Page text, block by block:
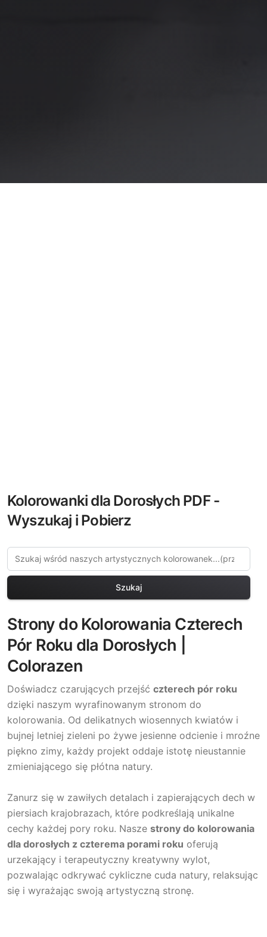
Kolorowanki dla Dorosłych PDF -
Wyszukaj i Pobierz
Szukaj
Strony do Kolorowania Czterech
Pór Roku dla Dorosłych |
Colorazen
Doświadcz czarujących przejść czterech pór roku
dzięki naszym wyrafinowanym stronom do
kolorowania. Od delikatnych wiosennych kwiatów i
bujnej letniej zieleni po żywe jesienne odcienie i mroźne
piękno zimy, każdy projekt oddaje istotę nieustannie
zmieniającego się płótna natury.
Zanurz się w zawiłych detalach i zapierających dech w
piersiach krajobrazach, które podkreślają unikalne
cechy każdej pory roku. Nasze strony do kolorowania
dla dorosłych z czterema porami roku oferują
urzekający i terapeutyczny kreatywny wylot,
pozwalając odkrywać cykliczne cuda natury, relaksując
się i wyrażając swoją artystyczną stronę.